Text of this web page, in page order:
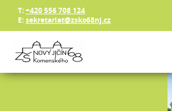
T:+420 556 708 124
E:sekretariat@zsko68nj.cz